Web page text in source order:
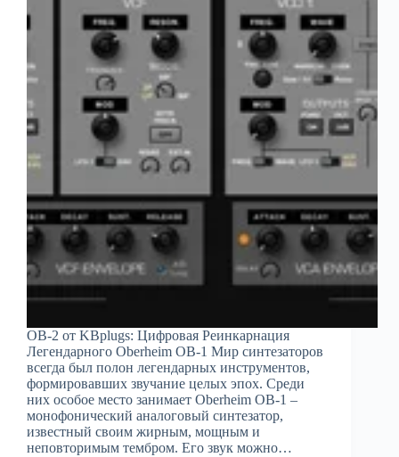
OB-2 от KBplugs: Цифровая Реинкарнация
Легендарного Oberheim OB-1 Мир синтезаторов
всегда был полон легендарных инструментов,
формировавших звучание целых эпох. Среди
них особое место занимает Oberheim OB-1 –
монофонический аналоговый синтезатор,
известный своим жирным, мощным и
неповторимым тембром. Его звук можно…